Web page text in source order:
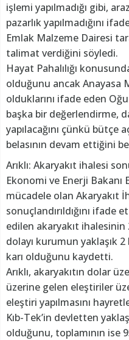
işlemi yapılmadığı gibi,
pazarlık yapılmadığını
Emlak Malzeme Dairesi
talimat verdiğini söyledi.
Hayat Pahalılığı
olduğunu ancak Anayasa
olduklarını ifade eden
başka bir değerlendirme,
yapılacağını çünkü bütçe
belasının devam ettiğini
Arıklı: Akaryakıt ihalesi
Ekonomi ve Enerji Bakanı
mücadele olan Akaryakıt
sonuçlandırıldığını ifade
edilen akaryakıt ihalesinin
dolayı kurumun yaklaşık
karı olduğunu kaydetti.
Arıklı, akaryakıtın dolar
üzerine gelen eleştiriler
eleştiri yapılmasını
Kıb-Tek’in devletten
olduğunu, toplamının ise